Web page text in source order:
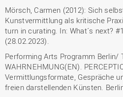
Mörsch, Carmen (2012): Sich
Kunstvermittlung als kritische
turn in curating. In: What´s next?
(28.02.2023).
Performing Arts Programm Berlin/
WAHRNEHMUNG(EN).
Vermittlungsformate, Gespräche
freien darstellenden Künsten.